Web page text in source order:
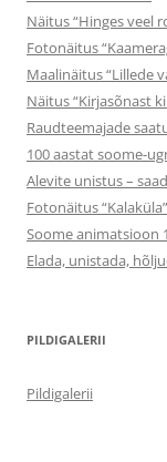
Näitus “Hinges veel
Fotonäitus
Maalinäitus “Lillede
Näitus “Kirjasõnast
Raudteemajade
100 aastat soome-
Alevite unistus –
Fotonäitus “Kalaküla”
Soome animatsioon
Elada, unistada,
PILDIGALERII
Pildigalerii